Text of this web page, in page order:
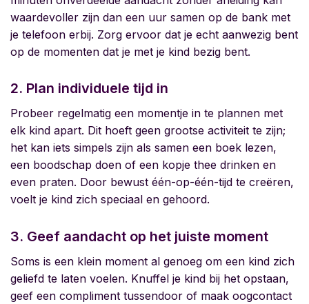
waardevoller zijn dan een uur samen op de bank met
je telefoon erbij. Zorg ervoor dat je echt aanwezig bent
op de momenten dat je met je kind bezig bent.
2. Plan individuele tijd in
Probeer regelmatig een momentje in te plannen met
elk kind apart. Dit hoeft geen grootse activiteit te zijn;
het kan iets simpels zijn als samen een boek lezen,
een boodschap doen of een kopje thee drinken en
even praten. Door bewust één-op-één-tijd te creëren,
voelt je kind zich speciaal en gehoord.
3. Geef aandacht op het juiste moment
Soms is een klein moment al genoeg om een kind zich
geliefd te laten voelen. Knuffel je kind bij het opstaan,
geef een compliment tussendoor of maak oogcontact